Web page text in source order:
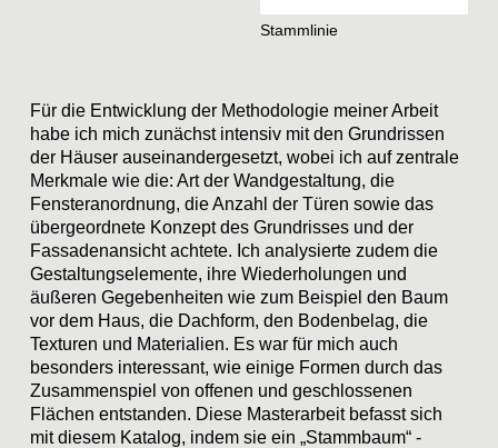
Stammlinie
Für die Entwicklung der Methodologiemeiner Arbeit
habe ich mich zunächst intensiv mit den Grundrissen
der Häuser auseinandergesetzt, wobei ich auf zentrale
Merkmale wie die: Art der Wandgestaltung, die
Fensteranordnung, die Anzahl der Türen sowie das
übergeordnete Konzept des Grundrisses und der
Fassadenansicht achtete. Ich analysierte zudem die
Gestaltungselemente, ihre Wiederholungen und
äußeren Gegebenheiten wie zum Beispiel den Baum
vor dem Haus, die Dachform, den Bodenbelag, die
Texturen und Materialien. Es war für mich auch
besonders interessant, wie einige Formen durch das
Zusammenspiel von offenen und geschlossenen
Flächen entstanden. Diese Masterarbeit befasst sich
mit diesem Katalog, indem sie ein „Stammbaum“-